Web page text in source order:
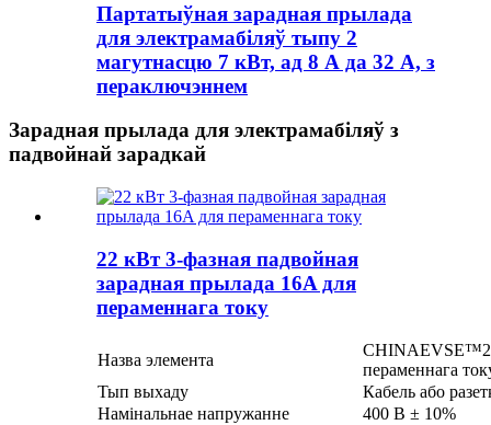
Партатыўная зарадная прылада
для электрамабіляў тыпу 2
магутнасцю 7 кВт, ад 8 А да 32 А, з
пераключэннем
Зарадная прылада для электрамабіляў з
падвойнай зарадкай
22 кВт 3-фазная падвойная
зарадная прылада 16A для
пераменнага току
Назва элемента
CHINAEVSE™️22
пераменнага
Тып выхаду
Кабель або
Намінальнае напружанне
400 В ± 10%